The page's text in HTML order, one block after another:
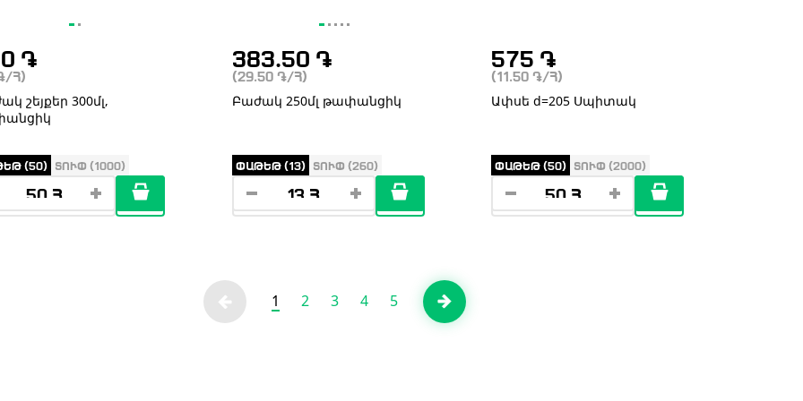
֏
/Հ)
շեյքեր 300մլ,
(50) ՏՈՒՓ (1000)
383.50 ֏
(29.50 ֏/Հ)
Բաժակ 250մլ թափանցիկ
ՓԱԹԵԹ (13) ՏՈՒՓ (260)
575 ֏
(11.50֏ /Հ)
Ափսե d=205 Սպիտակ
ՓԱԹԵԹ (50) ՏՈՒՓ (2000)
1 2 3 4 5